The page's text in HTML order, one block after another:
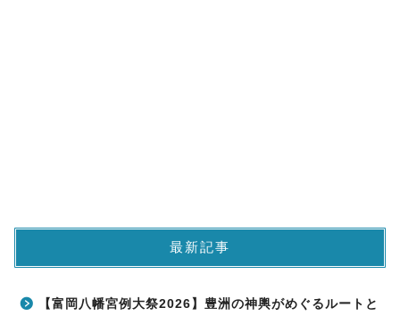
最新記事
【富岡八幡宮例大祭2026】豊洲の神輿がめぐるルートと